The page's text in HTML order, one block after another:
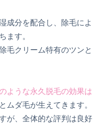
成分を配合し、除毛によ
ます。
毛クリーム特有のツンと
ような永久脱毛の効果は
ムダ毛が生えてきます。
が、全体的な評判は良好